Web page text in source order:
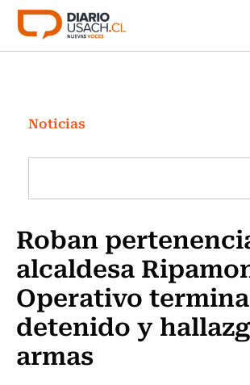
Click acá para ir directamente al
Investigación
Cultura
Programas Radio y TV Usach
Noticias
Roban
alcaldesa
Operativo
detenido y
armas